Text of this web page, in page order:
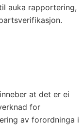
auka rapportering,
at det er ei
for
av forordninga i